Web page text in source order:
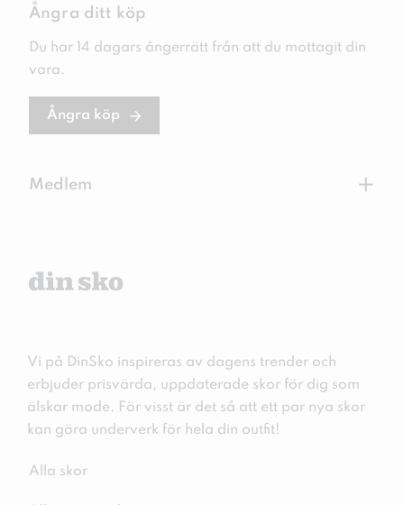
Ångra ditt köp
Du har 14 dagars ångerrätt från att du mottagit din
vara.
Ångra köp
Medlem +
Vi på DinSko inspireras av dagens trender och
erbjuder prisvärda, uppdaterade skor för dig som
älskar mode. För visst är det så att ett par nya skor
kan göra underverk för hela din outfit!
Alla skor